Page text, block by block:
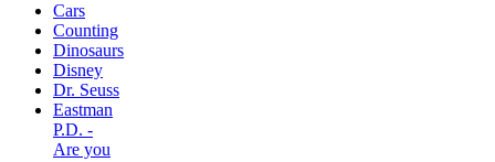
Cars
Counting
Dinosaurs
Disney
Dr. Seuss
Eastman
P.D. -
Are you